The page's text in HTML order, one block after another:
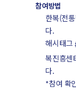
참여방법
한복(전
다.
해시태그
복진흥센
다.
*참여 확